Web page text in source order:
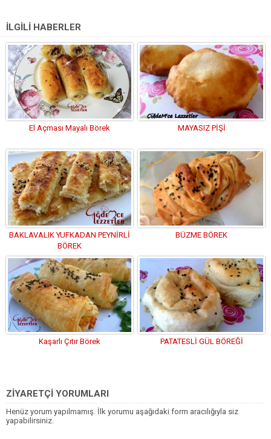
İLGİLİ HABERLER
El Açması Mayalı Börek MAYASIZ PİŞİ
BAKLAVALIK YUFKADAN PEYNİRLİ
BÖREK
BÜZME BÖREK
Kaşarlı Çıtır Börek PATATESLİ GÜL BÖREĞİ
ZİYARETÇİ YORUMLARI
Henüz yorum yapılmamış. İlk yorumu aşağıdaki form aracılığıyla siz
yapabilirsiniz.